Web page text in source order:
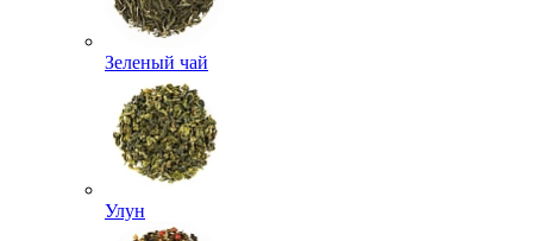
Зеленый чай
Улун